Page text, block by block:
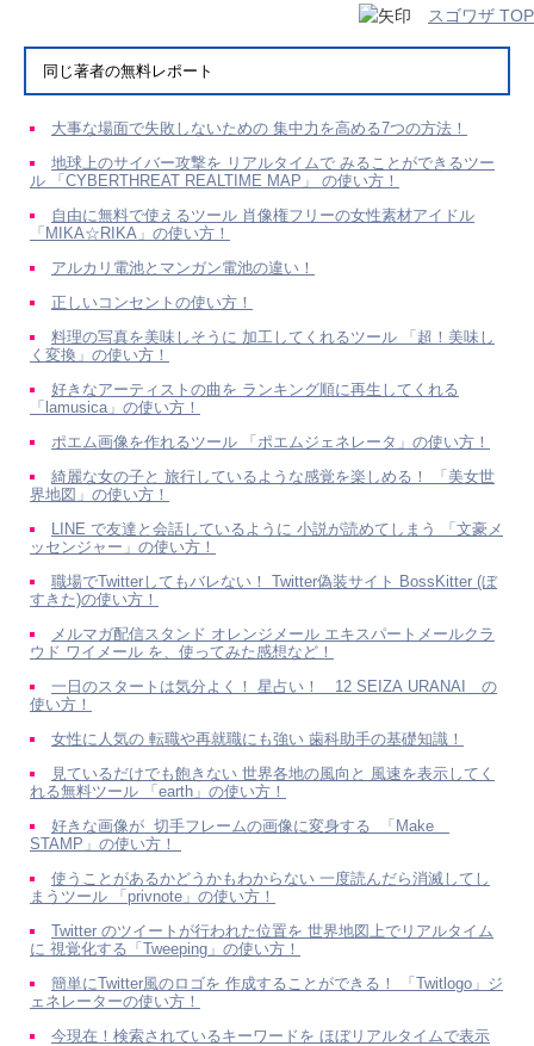
スゴワザ TOP
同じ著者の無料レポート
大事な場面で失敗しないための 集中力を高める7つの方法！
地球上のサイバー攻撃を リアルタイムで みることができるツー
ル 「CYBERTHREAT REAL­TIME MAP」 の使い方！
自由に無料で使えるツール 肖像権フリーの女性素材アイドル
「MIKA☆RIKA」の使い方！
アルカリ電池とマンガン電池の違い！
正しいコンセントの使い方！
料理の写真を美味しそうに 加工してくれるツール 「超！美味し
く変換」の使い方！
好きなアーティストの曲を ランキング順に再生してくれる
「lamusica」の使い方！
ポエム画像を作れるツール 「ポエムジェネレータ」の使い方！
綺麗な女の子と 旅行しているような感覚を楽しめる！ 「美女世
界地図」の使い方！
LINE で友達と会話しているように 小説が読めてしまう 「文豪メ
ッセンジャー」の使い方！
職場でTwitterしてもバレない！ Twitter偽装サイト BossKitter (ぼ
すきた)の使い方！
メルマガ配信スタンド オレンジメール エキスパートメールクラ
ウド ワイメール を、使ってみた感想など！
一日のスタートは気分よく！ 星占い！ 12 SEIZA URANAI の
使い方！
女性に人気の 転職や再就職にも強い 歯科助手の基礎知識！
見ているだけでも飽きない 世界各地の風向と 風速を表示してく
れる無料ツール 「earth」の使い方！
好きな画像が 切手フレームの画像に変身する 「Make
STAMP」の使い方！
使うことがあるかどうかもわからない 一度読んだら消滅してし
まうツール 「privnote」の使い方！
Twitter のツイートが行われた位置を 世界地図上でリアルタイム
に 視覚化する「Tweeping」の使い方！
簡単にTwitter風のロゴを 作成することができる！ 「Twitlogo」ジ
ェネレーターの使い方！
今現在！検索されているキーワードを ほぼリアルタイムで表示